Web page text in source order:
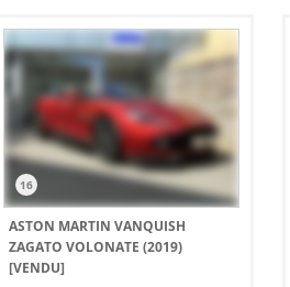
16
ASTON MARTIN VANQUISH
ZAGATO VOLONATE (2019)
[VENDU]